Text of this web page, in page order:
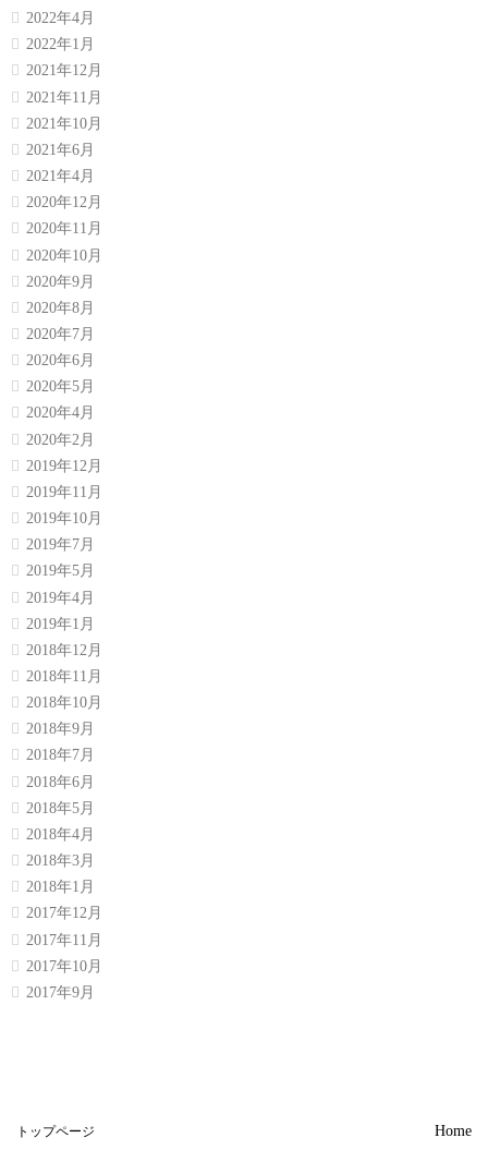
2022年4月
2022年1月
2021年12月
2021年11月
2021年10月
2021年6月
2021年4月
2020年12月
2020年11月
2020年10月
2020年9月
2020年8月
2020年7月
2020年6月
2020年5月
2020年4月
2020年2月
2019年12月
2019年11月
2019年10月
2019年7月
2019年5月
2019年4月
2019年1月
2018年12月
2018年11月
2018年10月
2018年9月
2018年7月
2018年6月
2018年5月
2018年4月
2018年3月
2018年1月
2017年12月
2017年11月
2017年10月
2017年9月
トップページ Home